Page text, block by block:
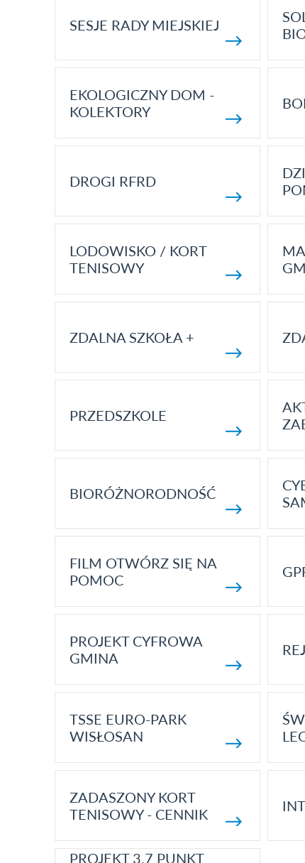
SESJE RADY MIEJSKIEJ
EKOLOGICZNY DOM -
KOLEKTORY
DROGI RFRD
LODOWISKO / KORT
TENISOWY
ZDALNA SZKOŁA +
PRZEDSZKOLE
BIORÓŻNORODNOŚĆ
FILM OTWÓRZ SIĘ NA
POMOC
PROJEKT CYFROWA
GMINA
TSSE EURO-PARK
WISŁOSAN
ZADASZONY KORT
TENISOWY - CENNIK
PROJEKT 3.7 PUNKT